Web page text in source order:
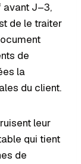
avant J–3,
de le traiter
de
la
du client.
leur
qui tient
de